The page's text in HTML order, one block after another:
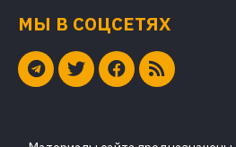
МЫ В СОЦСЕТЯХ